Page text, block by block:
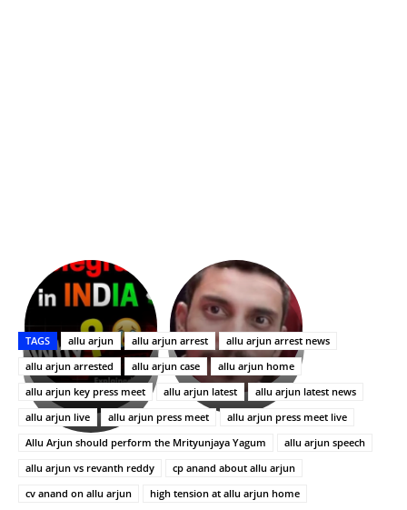
భగవంతుని
ప్రసాదం
తీర్థం..తులసీదళం
లేకుండా
అసంపూర్ణం
కేజీఎఫ్
సినిమాతో
పాన్
ఇండియా
స్టార్
హీరోయిన్‏గా
శ్రీనిధి
శెట్టి.
Upasana:
భర్తపై
రివెంజ్
తీర్చుకున్న
ఉపాసన..
పాపం
రామ్
చరణ్
TAGS allu arjun allu arjun arrest
allu arjun arrest news
allu arjun arrested
allu arjun case
allu arjun home
allu arjun key press meet
allu arjun latest
allu arjun latest news
allu arjun live
allu arjun press meet
allu arjun press meet live
Allu Arjun should perform the Mrityunjaya Yagum
allu arjun speech
allu arjun vs revanth reddy
cp anand about allu arjun
cv anand on allu arjun
high tension at allu arjun home